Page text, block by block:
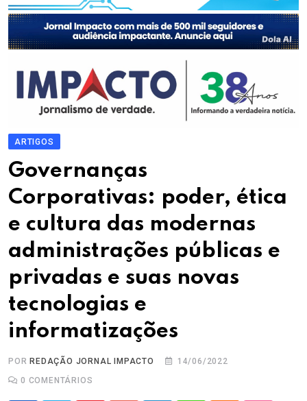
ARTIGOS
Governanças
Corporativas: poder, ética
e cultura das modernas
administrações públicas e
privadas e suas novas
tecnologias e
informatizações
POR REDAÇÃO JORNAL IMPACTO
14/06/2022
0 COMENTÁRIOS